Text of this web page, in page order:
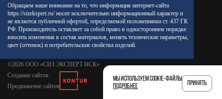
Обращаем ваше внимание на то, что информация интернет-сайта
https://sizekspert.ru/ носит исключительно информационный характер и
не является публичной офертой, определяемой положениями ст. 437 ГК
РФ. Производитель оставляет за собой право в одностороннем порядке
вносить изменения в состав материалов, менять технические параметры,
цвет (оттенок) и потребительские свойства изделий.
©2026 ООО «СИЗ ЭКСПЕРТ НСК»
Создание сайтов
Продвижение сайтов
Мы используем cookie-файлы
подробнее
Принять